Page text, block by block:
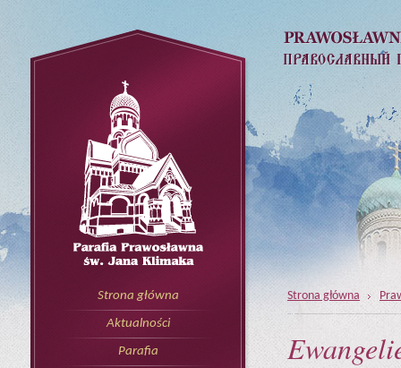
Strona główna
Aktualności
Parafia
Strona główna